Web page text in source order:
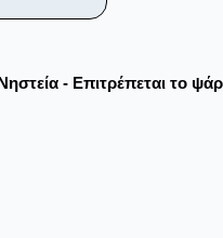
- Επιτρέπεται το